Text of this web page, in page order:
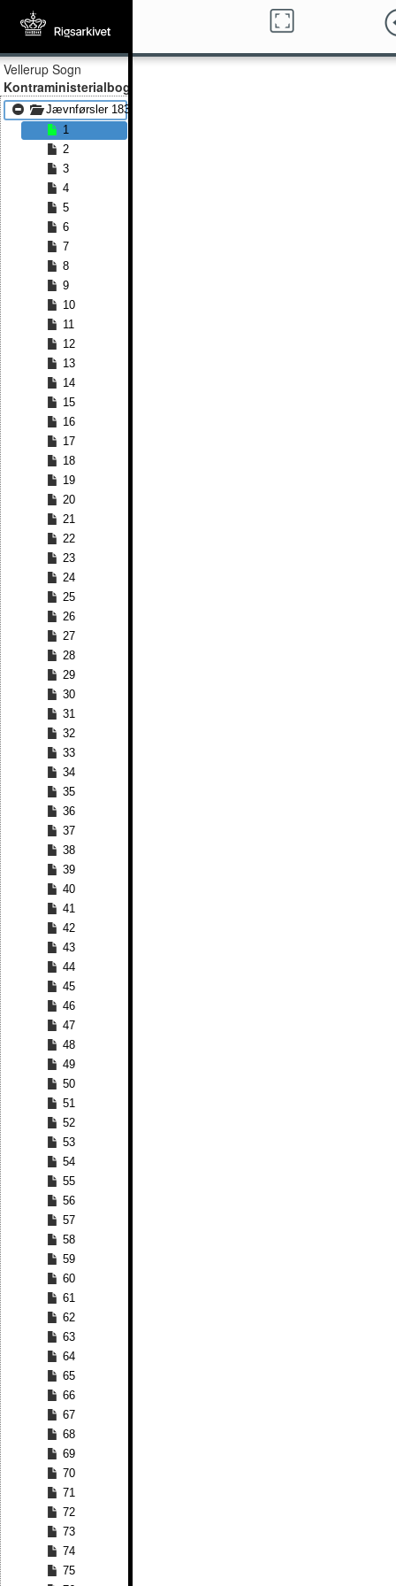
Vellerup Sogn
Kontraministerialbog
Jævnførsler 1830 - Jævnførsler 1851
1
2
3
4
5
6
7
8
9
10
11
12
13
14
15
16
17
18
19
20
21
22
23
24
25
26
27
28
29
30
31
32
33
34
35
36
37
38
39
40
41
42
43
44
45
46
47
48
49
50
51
52
53
54
55
56
57
58
59
60
61
62
63
64
65
66
67
68
69
70
71
72
73
74
75